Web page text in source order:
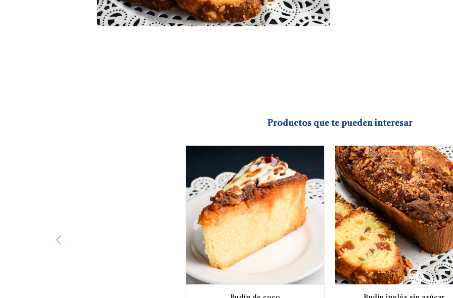
Productos que te pueden interesar